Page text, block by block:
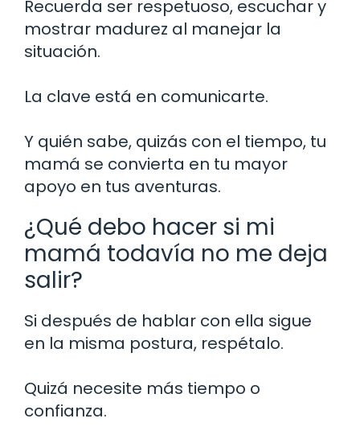
Recuerda ser respetuoso, escuchar y
mostrar madurez al manejar la
situación.
La clave está en comunicarte.
Y quién sabe, quizás con el tiempo, tu
mamá se convierta en tu mayor
apoyo en tus aventuras.
¿Qué debo hacer si mi
mamá todavía no me deja
salir?
Si después de hablar con ella sigue
en la misma postura, respétalo.
Quizá necesite más tiempo o
confianza.